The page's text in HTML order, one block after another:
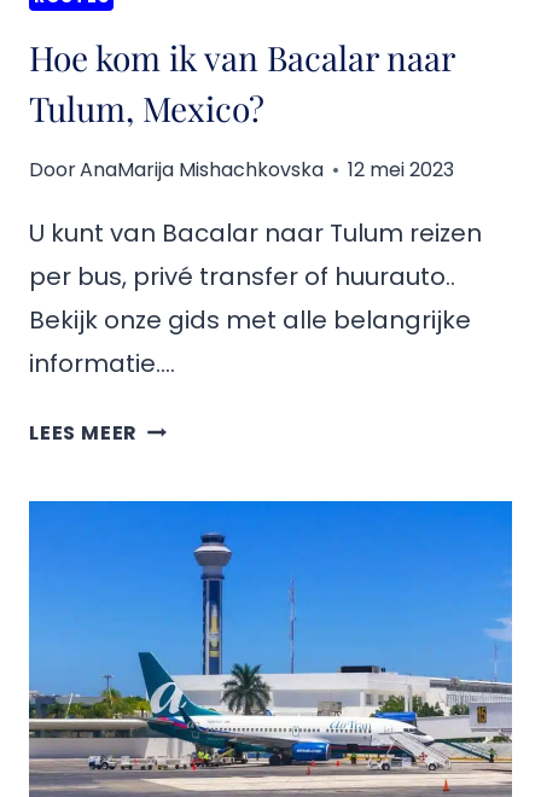
Hoe kom ik van Bacalar naar
Tulum, Mexico?
DoorAnaMarija Mishachkovska 12 mei 2023
U kunt van Bacalar naar Tulum reizen
per bus, privé transfer of huurauto..
Bekijk onze gids met alle belangrijke
informatie….
LEES MEER HOE
BACALAR
TULUM,
MEXICO?